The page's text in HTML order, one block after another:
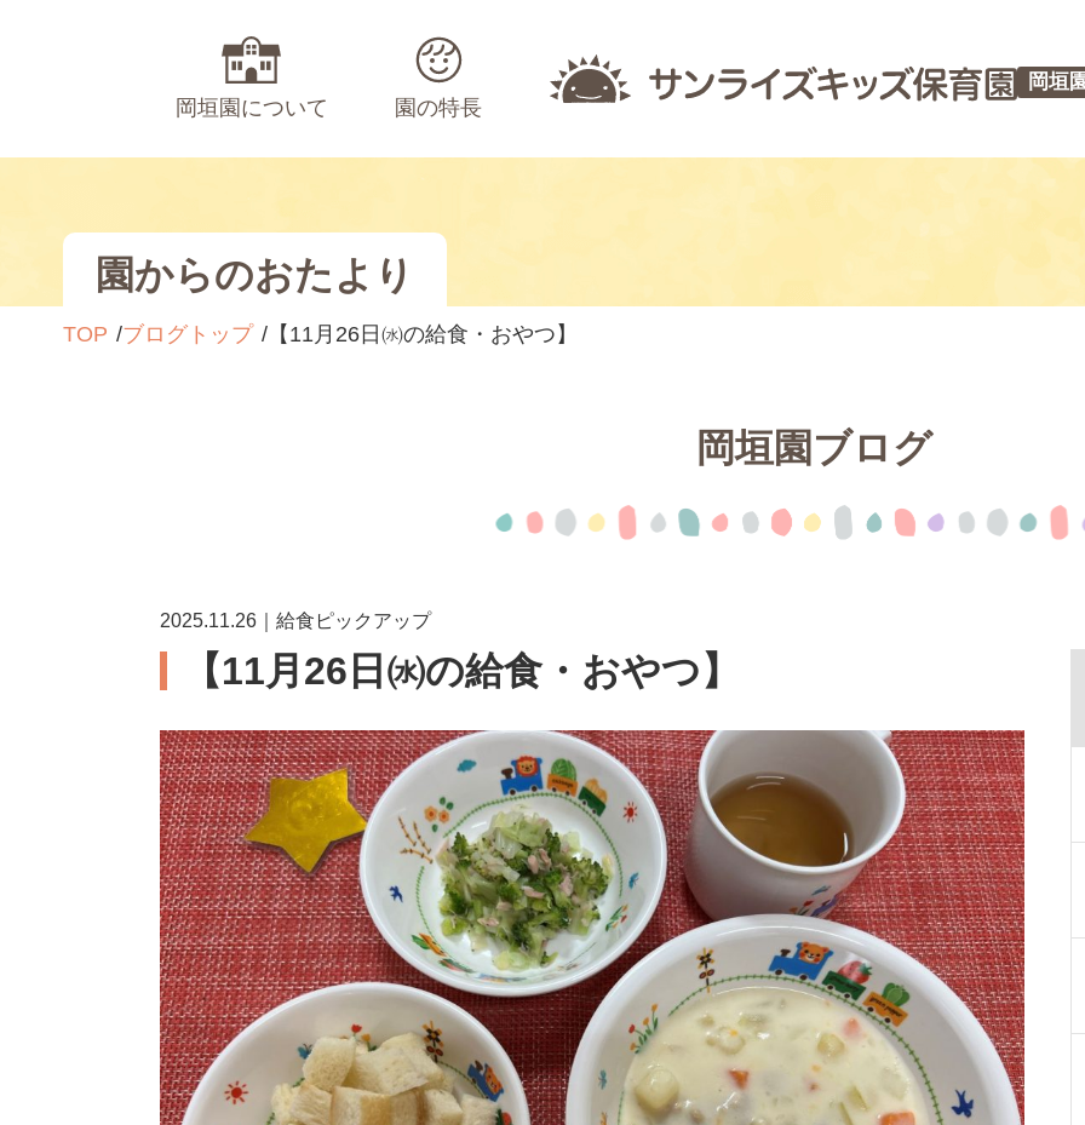
岡垣園について 園の特長
岡垣
園からのおたより
TOP ブログトップ 【11月26日㈬の給食・おやつ】
岡垣園ブログ
2025.11.26｜給食ピックアップ
【11月26日㈬の給食・おやつ】